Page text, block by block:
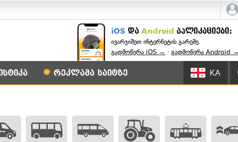
iOS და Android აპლიკაციები:
ივარჯიშეთ ინტერნეტის გარეშე.
გადმოწერა iOS → · გადმოწერა Android →
რეკლამა საიტზე KA